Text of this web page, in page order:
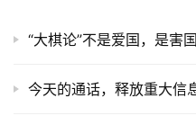
“大棋论”不是爱国，是害国
今天的通话，释放重大信